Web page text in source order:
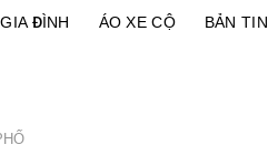
ĐÌNH ÁO XE CỘ BẢN TIN